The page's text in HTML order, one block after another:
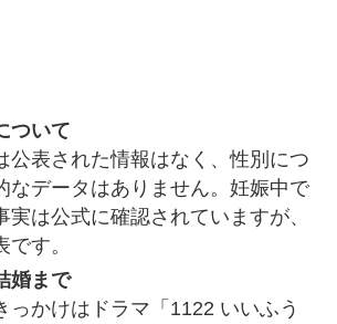
ついて
表された情報はなく、性別につ
なデータはありません。妊娠中で
実は公式に確認されていますが、
す。
婚まで
かけはドラマ「1122 いいふう